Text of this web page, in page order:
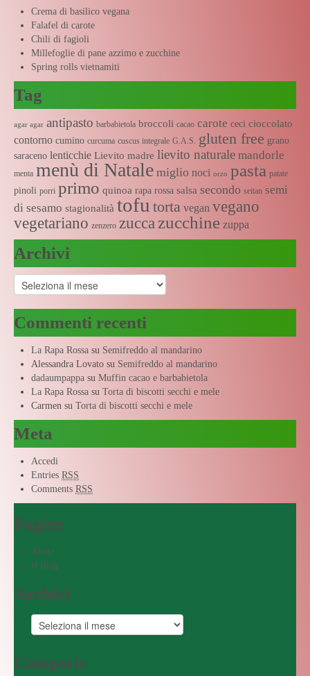
Crema di basilico vegana
Falafel di carote
Chili di fagioli
Millefoglie di pane azzimo e zucchine
Spring rolls vietnamiti
Tag
agar agar antipasto barbabietola broccoli cacao carote ceci cioccolato
contorno cumino curcuma cuscus integrale G.A.S. gluten free grano
saraceno lenticchie Lievito madre lievito naturale mandorle
menta menù di Natale miglio noci orzo pasta patate
pinoli porri primo quinoa rapa rossa salsa secondo seitan semi
di sesamo stagionalità tofu torta vegan vegano
vegetariano zenzero zucca zucchine zuppa
Archivi
Archivi
Commenti recenti
La Rapa Rossa su Semifreddo al mandarino
Alessandra Lovato su Semifreddo al mandarino
dadaumpappa su Muffin cacao e barbabietola
La Rapa Rossa su Torta di biscotti secchi e mele
Carmen su Torta di biscotti secchi e mele
Meta
Accedi
Entries RSS
Comments RSS
Pagine
About
Il Blog
Archivi
Categorie